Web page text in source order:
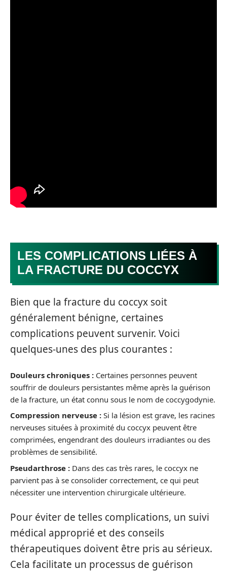
LES COMPLICATIONS LIÉES À
LA FRACTURE DU COCCYX
Bien que la fracture du coccyx soit
généralement bénigne, certaines
complications peuvent survenir. Voici
quelques-unes des plus courantes :
Douleurs chroniques : Certaines personnes peuvent
souffrir de douleurs persistantes même après la guérison
de la fracture, un état connu sous le nom de coccygodynie.
Compression nerveuse : Si la lésion est grave, les racines
nerveuses situées à proximité du coccyx peuvent être
comprimées, engendrant des douleurs irradiantes ou des
problèmes de sensibilité.
Pseudarthrose : Dans des cas très rares, le coccyx ne
parvient pas à se consolider correctement, ce qui peut
nécessiter une intervention chirurgicale ultérieure.
Pour éviter de telles complications, un suivi
médical approprié et des conseils
thérapeutiques doivent être pris au sérieux.
Cela facilitate un processus de guérison